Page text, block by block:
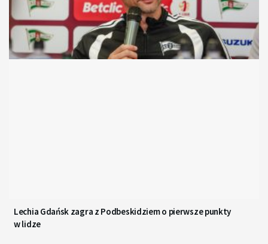
Lechia Gdańsk zagra z Podbeskidziem o pierwsze punkty
w lidze